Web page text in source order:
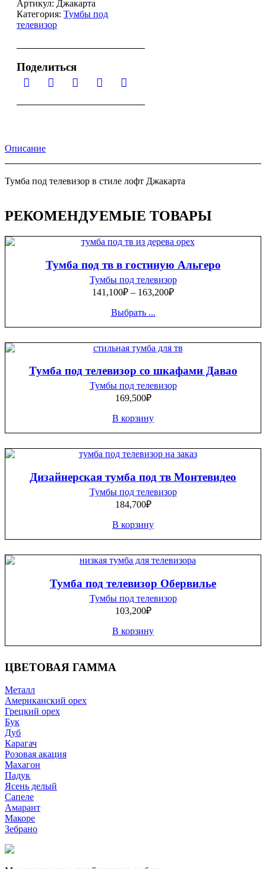
Артикул: Джакарта
Категория: Тумбы под
телевизор
Поделиться
Описание
Тумба под телевизор в стиле лофт Джакарта
РЕКОМЕНДУЕМЫЕ ТОВАРЫ
Тумба под тв в гостиную Альгеро
Тумбы под телевизор
141,100₽ – 163,200₽
Выбрать ...
Тумба под телевизор со шкафами Давао
Тумбы под телевизор
169,500₽
В корзину
Дизайнерская тумба под тв Монтевидео
Тумбы под телевизор
184,700₽
В корзину
Тумба под телевизор Обервилье
Тумбы под телевизор
103,200₽
В корзину
ЦВЕТОВАЯ ГАММА
Металл
Американский орех
Грецкий орех
Бук
Дуб
Карагач
Розовая акация
Махагон
Падук
Ясень делый
Сапеле
Амарант
Макоре
Зебрано